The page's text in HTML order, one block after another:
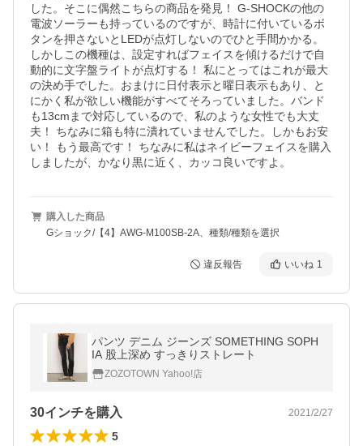
した。そこに偶然こちらの商品を発見！ G-SHOCKの他の
電波ソーラーも持っているのですが、時計に付いているボ
タンを押さないとLEDが点灯しないのでひと手間かかる。
しかしこの機種は、設定すればフェイスを傾けるだけで自
動的に文字盤ライトが点灯する！ 私にとってはこれが最大
の決め手でした。おまけに日付表示と曜日表示もあり、と
にかく私が欲しい機能がすべてそろっていました。バンド
も13cmまで対応しているので、私のような女性でも大丈
夫！ ちなみに箱も特に潰れていませんでした。しかもお安
い！ もう最高です！ ちなみに私はネイビーフェイスを購入
しましたが、かなり黒に近く、カッコ良いですよ。
購入した商品
Gショック/【4】AWG-M100SB-2A、種類/種類を選択
違反報告 いいね 1
パンツ デニム ジーンズ SOMETHING SOPH
IA 股上深め すっきりストレート
ZOZOTOWN Yahoo!店
30インチを購入 2021/2/27
5